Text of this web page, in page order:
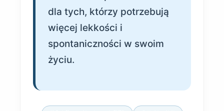
dla tych, którzy potrzebują
więcej lekkości i
spontaniczności w swoim
życiu.